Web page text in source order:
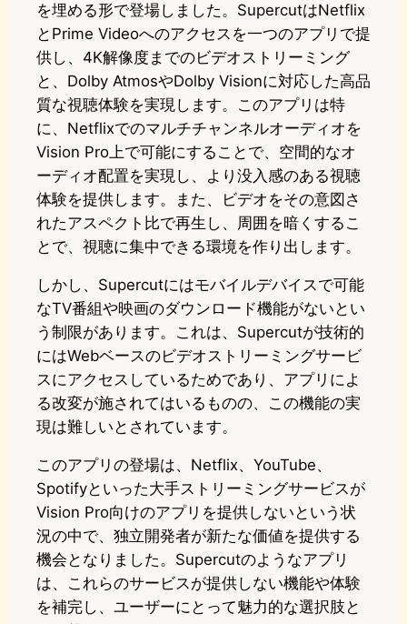
を埋める形で登場しました。SupercutはNetflix
とPrime Videoへのアクセスを一つのアプリで提
供し、4K解像度までのビデオストリーミング
と、Dolby AtmosやDolby Visionに対応した高品
質な視聴体験を実現します。このアプリは特
に、Netflixでのマルチチャンネルオーディオを
Vision Pro上で可能にすることで、空間的なオ
ーディオ配置を実現し、より没入感のある視聴
体験を提供します。また、ビデオをその意図さ
れたアスペクト比で再生し、周囲を暗くするこ
とで、視聴に集中できる環境を作り出します。
しかし、Supercutにはモバイルデバイスで可能
なTV番組や映画のダウンロード機能がないとい
う制限があります。これは、Supercutが技術的
にはWebベースのビデオストリーミングサービ
スにアクセスしているためであり、アプリによ
る改変が施されてはいるものの、この機能の実
現は難しいとされています。
このアプリの登場は、Netflix、YouTube、
Spotifyといった大手ストリーミングサービスが
Vision Pro向けのアプリを提供しないという状
況の中で、独立開発者が新たな価値を提供する
機会となりました。Supercutのようなアプリ
は、これらのサービスが提供しない機能や体験
を補完し、ユーザーにとって魅力的な選択肢と